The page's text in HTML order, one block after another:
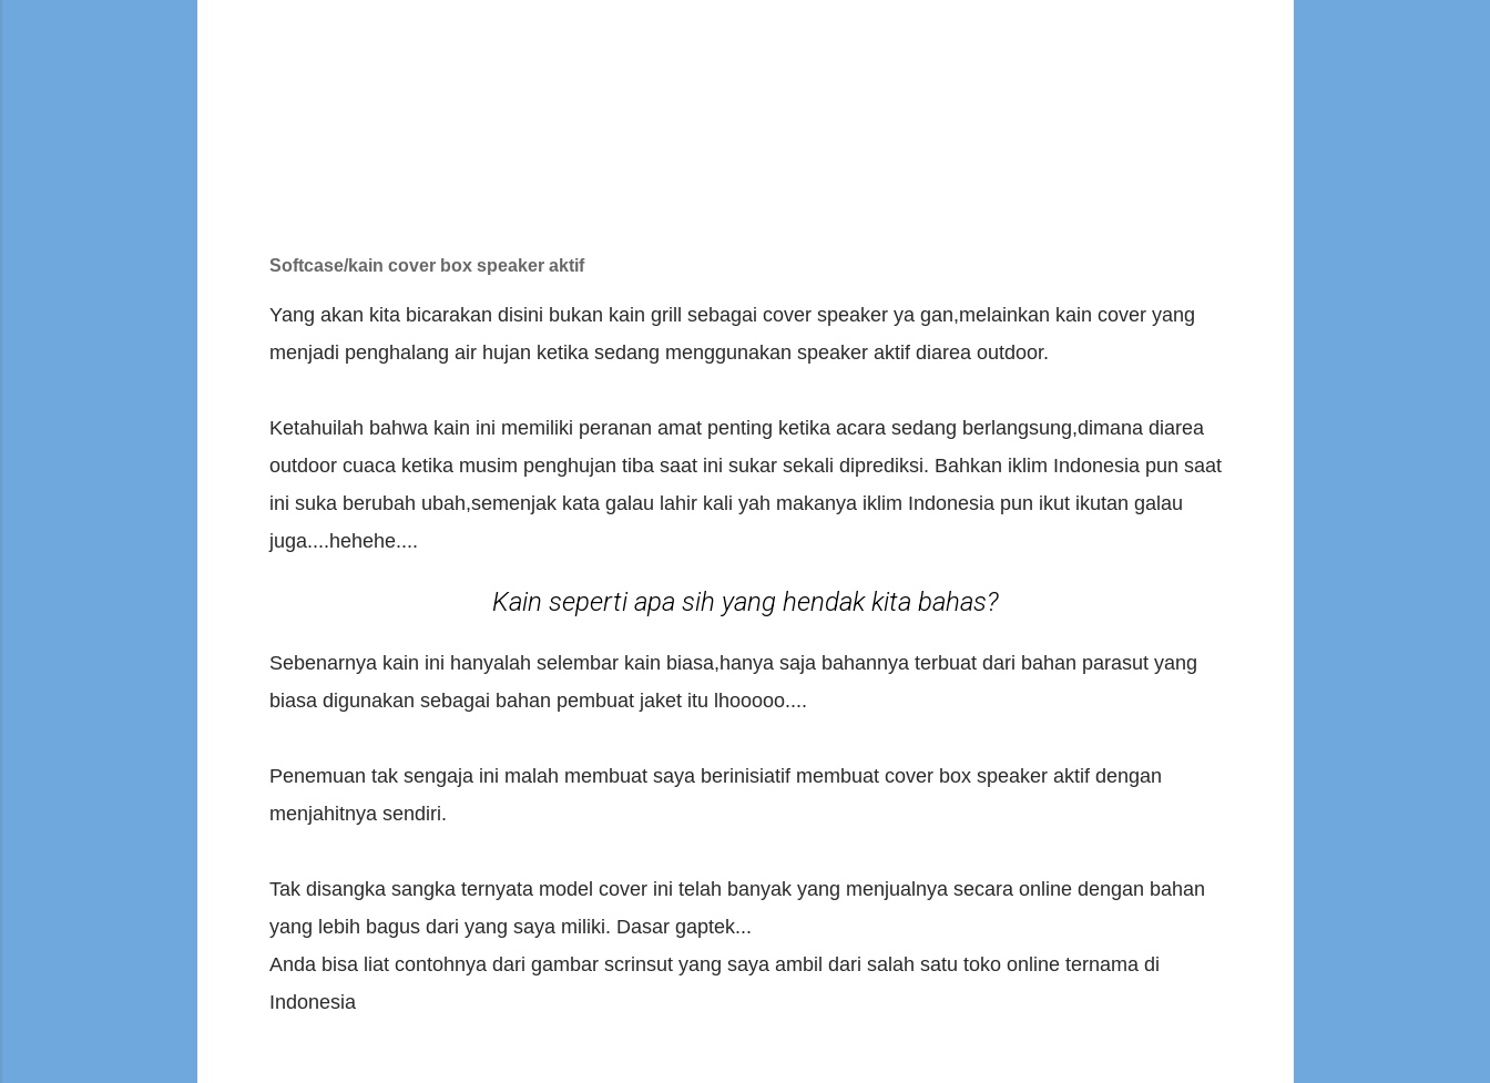
Softcase/kain cover box speaker aktif
Yang akan kita bicarakan disini bukan kain grill sebagai cover speaker ya gan,melainkan kain cover yang
menjadi penghalang air hujan ketika sedang menggunakan speaker aktif diarea outdoor.
Ketahuilah bahwa kain ini memiliki peranan amat penting ketika acara sedang berlangsung,dimana diarea
outdoor cuaca ketika musim penghujan tiba saat ini sukar sekali diprediksi. Bahkan iklim Indonesia pun saat
ini suka berubah ubah,semenjak kata galau lahir kali yah makanya iklim Indonesia pun ikut ikutan galau
juga....hehehe....
Kain seperti apa sih yang hendak kita bahas?
Sebenarnya kain ini hanyalah selembar kain biasa,hanya saja bahannya terbuat dari bahan parasut yang
biasa digunakan sebagai bahan pembuat jaket itu lhooooo....
Penemuan tak sengaja ini malah membuat saya berinisiatif membuat cover box speaker aktif dengan
menjahitnya sendiri.
Tak disangka sangka ternyata model cover ini telah banyak yang menjualnya secara online dengan bahan
yang lebih bagus dari yang saya miliki. Dasar gaptek...
Anda bisa liat contohnya dari gambar scrinsut yang saya ambil dari salah satu toko online ternama di
Indonesia